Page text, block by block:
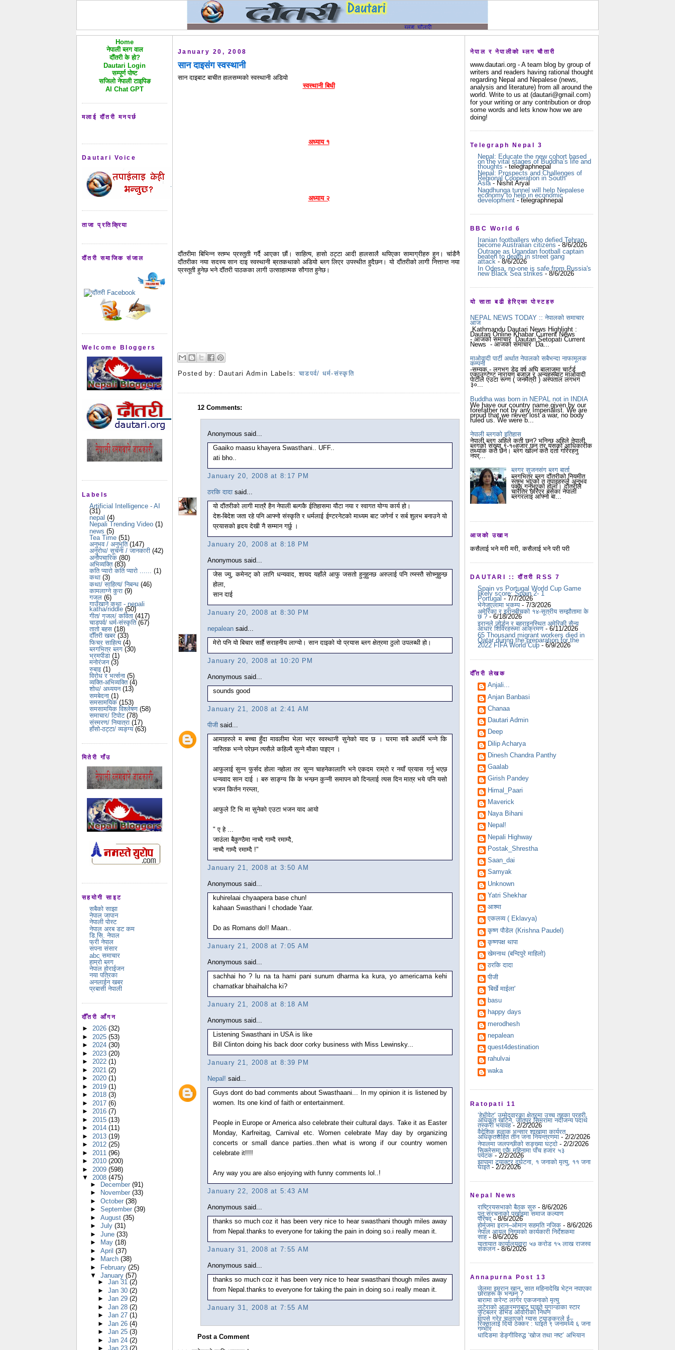
Home
नेपाली ब्लग वाल
दौंतरी के हो?
Dautari Login
सम्पूर्ण पोष्ट
सजिलो नेपाली टाइपिङ
AI Chat GPT
मलाई दौंतरी मनपर्छ
Dautari Voice
ताजा प्रतिक्रिया
दौंतरी समाजिक संजाल
Welcome Bloggers
Labels
Artificial Intelligence - AI
(31)
nepal (4)
Nepali Trending Video (1)
news (5)
Tea Time (51)
अनुभव / अनुभूति (147)
अनुरोध/ सूचना / जानकारी (42)
अनौपचारिक (80)
अभिव्यक्ति (83)
कति प्यारो कति प्यारो ...... (1)
कथा (3)
कथा/ साहित्य/ निबन्ध (46)
कामलाग्ने कुरा (9)
गजल (6)
गाउँखाने कथा - nepali
katha/riddle (50)
गीत/ गजल/ कविता (417)
चाडपर्व/ धर्म-संस्कृति (67)
तातो बहस (18)
दौँतरी खबर (33)
फिचर साहित्य (4)
ब्लगभित्र ब्लग (30)
भ्रमपीडा (1)
मनोरंजन (3)
रुबाइ (1)
विरोध र भर्त्सना (5)
व्यक्ति-अभिव्यक्ति (4)
शोध/ अध्ययन (13)
समबेदना (1)
समसामयिक (153)
समसामयिक विश्लेषण (58)
समाचार/ टिपोट (78)
संस्मरण/ नियात्रा (17)
हाँसो-ठट्टा/ व्यङ्ग्य (63)
मितेरी गाँउ
सहयोगी साइट
सबैको साझा
नेपाल जापान
नेपाली पोस्ट
नेपाल अरब डट कम
डि.सि. नेपाल
फ्री नेपाल
सपना संसार
abc समाचार
हाम्रो ब्लग
नेपाल होराईजन
नया पत्रिका
अनलाईन खबर
प्रबासी नेपाली
दौँतरी आँगन
► 2026 (32)
► 2025 (53)
► 2024 (30)
► 2023 (20)
► 2022 (1)
► 2021 (2)
► 2020 (1)
► 2019 (1)
► 2018 (3)
► 2017 (6)
► 2016 (7)
► 2015 (13)
► 2014 (11)
► 2013 (19)
► 2012 (25)
► 2011 (96)
► 2010 (200)
► 2009 (598)
▼ 2008 (475)
► December (91)
►
November (33)
► October (38)
► September (39)
► August (35)
► July (31)
► June (33)
►
May (18)
► April (37)
►
March (38)
► February (25)
▼ January (57)
►Jan 31(2)
►Jan 30(2)
►Jan 29(2)
►Jan 28(2)
►Jan 27(1)
►Jan 26(4)
►Jan 25(3)
►Jan 24(2)
►Jan 23(2)
January 20, 2008
सान दाइसंग स्वस्थानी
सान दाइबाट बाचीत हालसम्मको स्वस्थानी अडियो
स्वस्थानी बिधी
अध्याय १
अध्याय २
दौंतरीमा बिभिन्न स्तम्भ प्रस्तुती गर्दै आएका छौं। साहित्य, हासो ठट्टा आदी हालसालै थपिएका सामाग्रीहरु हुन। चांडैनै
दौंतरीका नया सदस्य सान दाइ स्वस्थानी ब्रतकथाको अडियो ब्लग लिएर उपस्थीत हुदैछन। यो दौंतरीको लागी नित्तान्त नया
प्रस्तूती हुनेछ भने दौंतरी पाठकका लागी उत्साहात्मक सौगात हुनेछ।
Posted by: Dautari Admin Labels:चाडपर्व/ धर्म-संस्कृति
12 Comments:
Anonymous said...
Gaaiko maasu khayera Swasthani.. UFF..
ati bho..
January 20, 2008 at 8:17 PM
ठरकि दादा said...
यो दौंतरीको लागी मात्रै हैन नेपाली बल्गकै ईतिहासमा यौटा नया र स्वागत योग्य कार्य हो।
देश-बिदेश जता रहे पनि आफ्नो संस्कृति र धर्मलाई ईण्टरनेटको माध्यम बाट जगेर्ना र सर्ब शुलभ बनाउने यो
प्रयासको हृदय देखी नै सम्मान गर्छु ।
January 20, 2008 at 8:18 PM
Anonymous said...
जेस ज्यु, कमेनट् को लागि धन्यवाद, शायद यहाँले आफु जसतो हुनुहुनछ अरुलाई पनि त्य्स्स्तै सोच्नुहुन्छ
होला,
सान दाई
January 20, 2008 at 8:30 PM
nepalean said...
मेरो पनि यो बिचार सार्है सराहनीय लाग्यो। सान दाइको यो प्रयास ब्लग क्षेत्रमा ठुलो उपलब्धी हो।
January 20, 2008 at 10:20 PM
Anonymous said...
sounds good
January 21, 2008 at 2:41 AM
पीजी said...
आमाहरुले म बच्चा हुँदा मावलीमा भेला भएर स्वस्थानी सुनेको याद छ । घरमा सबै अधर्मि भन्ने कि
नास्तिक भन्ने परेछन त्यसैले कहिल्यै सुन्ने मौका पाइएन ।
आफुलाई सुन्न फुर्सद होला नहोला तर सुन्न चाहनेकालागि भने एकदम राम्रो र नयाँ प्रयास गर्नु भएछ
धन्यवाद सान दाई । बरु साङ्ग्य कि के भन्छन कुन्नी समापन को दिनलाई त्यस दिन मात्र भये पनि यसो
भजन किर्तन गरम्ला,
आफुले टि भि मा सुनेको एउटा भजन याद आयो
" ए हे ...
जाउंला बैकुण्ठैमा नाच्दै गाम्दै रमाम्दै,
नाच्दै गाम्दै रमाम्दै !"
January 21, 2008 at 3:50 AM
Anonymous said...
kuhirelaai chyaapera base chun!
kahaan Swasthani ! chodade Yaar.
Do as Romans do!! Maan..
January 21, 2008 at 7:05 AM
Anonymous said...
sachhai ho ? lu na ta hami pani sunum dharma ka kura, yo americama kehi
chamatkar bhaihalcha ki?
January 21, 2008 at 8:18 AM
Anonymous said...
Listening Swasthani in USA is like
Bill Clinton doing his back door corky business with Miss Lewinsky...
January 21, 2008 at 8:39 PM
Nepal! said...
Guys dont do bad comments about Swasthaani... In my opinion it is listened by
women. Its one kind of faith or entertainment.
People in Europe or America also celebrate their cultural days. Take it as Easter
Monday, Karfreitag, Carnival etc. Women celebrate May day by organizing
concerts or small dance parties..then what is wrong if our country women
celebrate it!!!!
Any way you are also enjoying with funny comments lol..!
January 22, 2008 at 5:43 AM
Anonymous said...
thanks so much coz it has been very nice to hear swasthani though miles away
from Nepal.thanks to everyone for taking the pain in doing so.i really mean it.
January 31, 2008 at 7:55 AM
Anonymous said...
thanks so much coz it has been very nice to hear swasthani though miles away
from Nepal.thanks to everyone for taking the pain in doing so.i really mean it.
January 31, 2008 at 7:55 AM
Post a Comment
नेपाल र नेपालीको ब्लग चौतारी
www.dautari.org - A team blog by group of
writers and readers having rational thought
regarding Nepal and Nepalese (news,
analysis and literature) from all around the
world. Write to us at (dautari@gmail.com)
for your writing or any contribution or drop
some words and lets know how we are
doing!
Telegraph Nepal 3
Nepal: Educate the new cohort based
on the vital stages of Buddha’s life and
thoughts - telegraphnepal
Nepal: Prospects and Challenges of
Regional Cooperation in South
Asia- Nishit Aryal
Nagdhunga tunnel will help Nepalese
economy to help in economic
development - telegraphnepal
BBC World 6
Iranian footballers who defied Tehran
become Australian citizens - 8/6/2026
Outrage as Ugandan football captain
beaten to death in street gang
attack - 8/6/2026
In Odesa, no-one is safe from Russia's
new Black Sea strikes- 8/6/2026
यो साता बढी हेरिएका पोस्टहरु
NEPAL NEWS TODAY :: नेपालको समाचार
आज
Kathmandu Dautari News Highlight :
Dautari Online Khabar Current News
- आजको समाचार Dautari Setopati Current
News - आजको समाचार Da...
माओवादी पार्टी अर्थात नेपालको सबैभन्दा नाफामूलक
कम्पनी
-सम्यक - लगभग डेढ वर्ष अघि बालाजुमा चार्टर्ड
एकाउण्टेण्ट नारायण बजाज र अन्यहरूबाट माओवादी
पार्टीले एउटा रूग्ण ( जनमैत्री ) अस्पताल लगभग
३०...
Buddha was born in NEPAL not in INDIA
We have our country name given by our
forefather not by any Imperialist. We are
proud that we never lost a war, no body
ruled us. We were b...
नेपाली ब्लगको इतिहास
नेपाली ब्लग अहिले कती छन? भनिन्छ अहिले नेपाली
ब्लगको संख्या ९-१०हजार छन् तर यसको आधिकारीक
तथ्यांक कतै छैन। ब्लग खोल्न कतै दर्ता गरिरहनु
नपर्...
ब्लगर सुजनसंग ब्लग बार्ता
ब्लगभित्र ब्लग दौंतरीको नियमीत
स्तम्भ भएको त तपाइहरुले अनुभव
पक्कै गर्नुभएको होला। दौतरीले
चारैतिर छरिएर बसेका नेपाली
ब्लगरलाइ आफ्नो बा...
आजको उखान
कसैलाई भने मरी मरी, कसैलाई भने परी परी
DAUTARI :: दौंतरी RSS 7
Spain vs Portugal World Cup Game
likely score: Spain 2- 1
Portugal - 7/7/2026
भेनेजुएलामा भूकम्प- 7/3/2026
अमेरिका र इरानबीचको १४-सूत्रीय सम्झौतामा के
छ ? - 6/18/2026
इरानले जोर्डन र बहराइनस्थित अमेरिकी सैन्य
आधार शिविरहरूमा आक्रमण- 6/11/2026
65 Thousand migrant workers died in
Qatar during the preparation for the
2022 FIFA World Cup - 6/9/2026
दौँतरी लेखक
Anjali...
Anjan Banbasi
Chanaa
Dautari Admin
Deep
Dilip Acharya
Dinesh Chandra Panthy
Gaalab
Girish Pandey
Himal_Paari
Maverick
Naya Bihani
Nepal!
Nepali Highway
Postak_Shrestha
Saan_dai
Samyak
Unknown
Yatri Shekhar
आश्मा
एकलव्य ( Eklavya)
कृष्ण पौडेल (Krishna Paudel)
कृष्णपक्ष थापा
खेमनाथ (बन्दिपुरे माहिलो)
ठरकि दादा
पीजी
'बिर्खे माईला'
basu
happy days
merodhesh
nepalean
quest4destination
rahulvai
waka
Ratopati 11
‘हेभीवेट’ उम्मेदवारका क्षेत्रमा उच्च तहका प्रहरी
अधिकृत खटिने, जीतपुर सिमरामा नदीजन्य पदार्थ
तस्करी भयावह- 2/2/2026
वैदेशिक हुलाक भन्सार शाखामा कार्यरत
अधिकृतसहित तीन जना नियन्त्रणमा - 2/2/2026
नेपालमा जलपन्छीको सङ्ख्या घट्दो - 2/2/2026
सिक्लेसमा एकै महिनामा पाँच हजार ५३
पर्यटक - 2/2/2026
झापामा ट्र्याक्टर दुर्घटना, १ जनाको मृत्यु, ११ जना
घाइते- 2/2/2026
Nepal News
राष्ट्रियसभाको बैठक सुरु- 8/6/2026
पुन:संरचनाको पर्खाइमा समाज कल्याण
परिषद् - 8/6/2026
होर्मुजमा इरान–ओमान सहमति नजिक - 8/6/2026
नेपाल आयल निगमको कार्यकारी निर्देशकमा
साह- 8/6/2026
यातायात कार्यालयद्वारा ५७ करोड १५ लाख राजस्व
संकलन- 8/6/2026
Annapurna Post 13
जेलमा इमरान खान, सात महिनादेखि भेट्न नपाएका
छोराहरू के भन्छन् ?
बारामा करेन्ट लागेर एकजनाको मृत्यु
लुटेराको आक्रमणबाट घाइते युगान्डाका स्टार
फुटबलर डेभिड ओवोरीको निधन
मापसे गरेर चलाएको ग्यास ट्याङ्करले ई–
रिक्सालाई दियो ठक्कर : घाइते ९ जनामध्ये ६ जना
गम्भीर
धादिङमा डेङ्गीविरुद्ध ‘खोज तथा नष्ट’ अभियान